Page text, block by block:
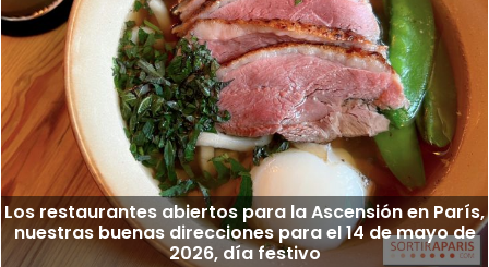
Los restaurantes abiertos para la Ascensión en París,
nuestras buenas direcciones para el 14 de mayo de
2026, día festivo